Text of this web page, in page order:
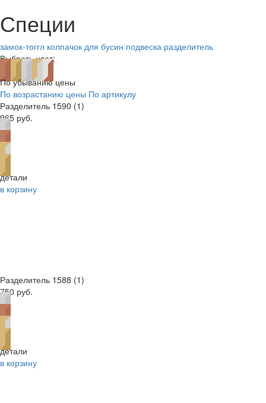
Специи
замок-тоггл колпачок для бусин подвеска разделитель
Выбрать цвет:
По убыванию цены
По возрастанию цены По артикулу
Разделитель 1590 (1)
965 руб.
детали
в корзину
Разделитель 1588 (1)
750 руб.
детали
в корзину